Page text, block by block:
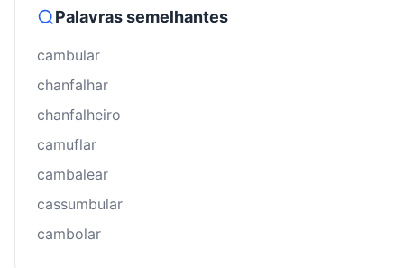
Palavras semelhantes
cambular
chanfalhar
chanfalheiro
camuflar
cambalear
cassumbular
cambolar